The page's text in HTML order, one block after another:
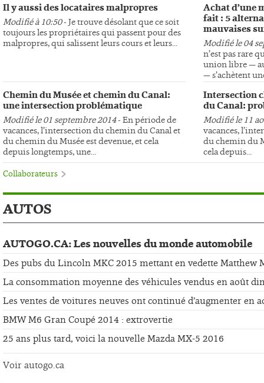
Il y aussi des locataires malpropres
Modifié à 10:50- Je trouve désolant que ce soit
toujours les propriétaires qui passent pour des
malpropres, qui salissent leurs cours et leurs...
Chemin du Musée et chemin du Canal:
une intersection problématique
Modifié le 01 septembre 2014- En période de
vacances, l’intersection du chemin du Canal et
du chemin du Musée est devenue, et cela
depuis longtemps, une...
Achat d’une
fait : 5
mauvaises
Modifié le 04
n’est pas rare
union libre —
— s’achètent
Intersection
du Canal:
Modifié le 11
vacances,
du chemin du
cela depuis...
Collaborateurs
AUTOS
AUTOGO.CA: Les nouvelles du monde automobile
Des pubs du Lincoln MKC 2015 mettant en vedette Matthew
La consommation moyenne des véhicules vendus en août
Les ventes de voitures neuves ont continué d’augmenter en
BMW M6 Gran Coupé 2014 : extrovertie
25 ans plus tard, voici la nouvelle Mazda MX-5 2016
Voir autogo.ca